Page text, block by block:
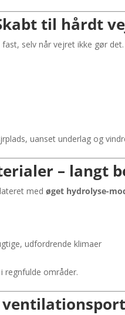
til hårdt
selv når vejret ikke gør det.
uanset underlag og
– langt
medøget hydrolyse-
udfordrende klimaer
regnfulde områder.